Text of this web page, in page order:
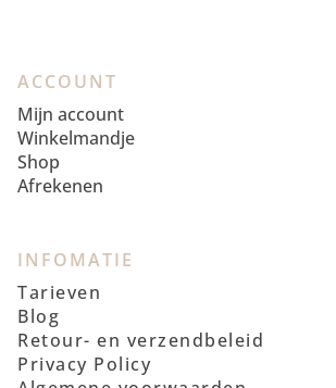
ACCOUNT
Mijn account
Winkelmandje
Shop
Afrekenen
INFOMATIE
Tarieven
Blog
Retour- en verzendbeleid
Privacy Policy